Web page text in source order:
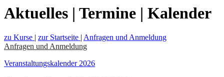
Aktuelles | Termine | Kalender
zu Kurse | zur Startseite | Anfragen und Anmeldung
Anfragen und Anmeldung
Veranstaltungskalender 2026